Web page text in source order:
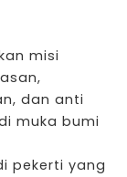
misi
dan anti
muka bumi
pekerti yang